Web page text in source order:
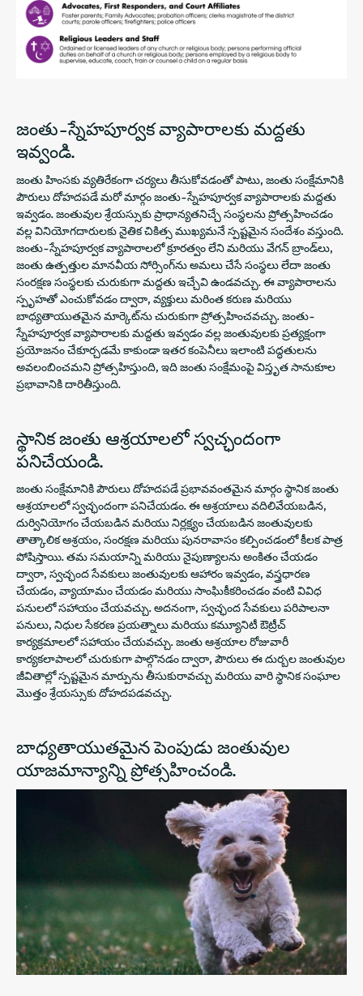
జంతు-స్నేహపూర్వక వ్యాపారాలకు మద్దతు
ఇవ్వండి.
జంతు హింసకు వ్యతిరేకంగా చర్యలు తీసుకోవడంతో పాటు, జంతు సంక్షేమానికి
పౌరులు దోహదపడే మరో మార్గం జంతు-స్నేహపూర్వక వ్యాపారాలకు మద్దతు
ఇవ్వడం. జంతువుల శ్రేయస్సుకు ప్రాధాన్యతనిచ్చే సంస్థలను ప్రోత్సహించడం
వల్ల వినియోగదారులకు నైతిక చికిత్స ముఖ్యమనే స్పష్టమైన సందేశం వస్తుంది.
జంతు-స్నేహపూర్వక వ్యాపారాలలో క్రూరత్వం లేని మరియు వేగన్ బ్రాండ్‌లు,
జంతు ఉత్పత్తుల మానవీయ సోర్సింగ్‌ను అమలు చేసే సంస్థలు లేదా జంతు
సంరక్షణ సంస్థలకు చురుకుగా మద్దతు ఇచ్చేవి ఉండవచ్చు. ఈ వ్యాపారాలను
స్పృహతో ఎంచుకోవడం ద్వారా, వ్యక్తులు మరింత కరుణ మరియు
బాధ్యతాయుతమైన మార్కెట్‌ను చురుకుగా ప్రోత్సహించవచ్చు. జంతు-
స్నేహపూర్వక వ్యాపారాలకు మద్దతు ఇవ్వడం వల్ల జంతువులకు ప్రత్యక్షంగా
ప్రయోజనం చేకూర్చడమే కాకుండా ఇతర కంపెనీలు ఇలాంటి పద్ధతులను
అవలంబించమని ప్రోత్సహిస్తుంది, ఇది జంతు సంక్షేమంపై విస్తృత సానుకూల
ప్రభావానికి దారితీస్తుంది.
స్థానిక జంతు ఆశ్రయాలలో స్వచ్ఛందంగా
పనిచేయండి.
జంతు సంక్షేమానికి పౌరులు దోహదపడే ప్రభావవంతమైన మార్గం స్థానిక జంతు
ఆశ్రయాలలో స్వచ్ఛందంగా పనిచేయడం. ఈ ఆశ్రయాలు వదిలివేయబడిన,
దుర్వినియోగం చేయబడిన మరియు నిర్లక్ష్యం చేయబడిన జంతువులకు
తాత్కాలిక ఆశ్రయం, సంరక్షణ మరియు పునరావాసం కల్పించడంలో కీలక పాత్ర
పోషిస్తాయి. తమ సమయాన్ని మరియు నైపుణ్యాలను అంకితం చేయడం
ద్వారా, స్వచ్ఛంద సేవకులు జంతువులకు ఆహారం ఇవ్వడం, వస్త్రధారణ
చేయడం, వ్యాయామం చేయడం మరియు సాంఘికీకరించడం వంటి వివిధ
పనులలో సహాయం చేయవచ్చు. అదనంగా, స్వచ్ఛంద సేవకులు పరిపాలనా
పనులు, నిధుల సేకరణ ప్రయత్నాలు మరియు కమ్యూనిటీ ఔట్రీచ్
కార్యక్రమాలలో సహాయం చేయవచ్చు. జంతు ఆశ్రయాల రోజువారీ
కార్యకలాపాలలో చురుకుగా పాల్గొనడం ద్వారా, పౌరులు ఈ దుర్బల జంతువుల
జీవితాల్లో స్పష్టమైన మార్పును తీసుకురావచ్చు మరియు వారి స్థానిక సంఘాల
మొత్తం శ్రేయస్సుకు దోహదపడవచ్చు.
బాధ్యతాయుతమైన పెంపుడు జంతువుల
యాజమాన్యాన్ని ప్రోత్సహించండి.